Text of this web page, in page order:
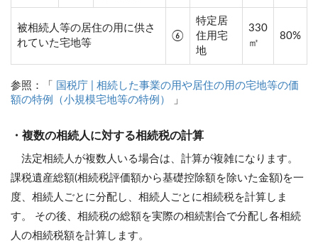
被相続人等の居住の用に供さ
れていた宅地等
⑥
特定居
住用宅
地
330
㎡
80%
参照：「
国税庁 | 相続した事業の用や居住の用の宅地等の価
額の特例（小規模宅地等の特例）
」
・複数の相続人に対する相続税の計算
法定相続人が複数人いる場合は、計算が複雑になります。
課税遺産総額(相続税評価額から基礎控除額を除いた金額)を一
度、相続人ごとに分配し、相続人ごとに相続税を計算しま
す。 その後、相続税の総額を実際の相続割合で分配し各相続
人の相続税額を計算します。